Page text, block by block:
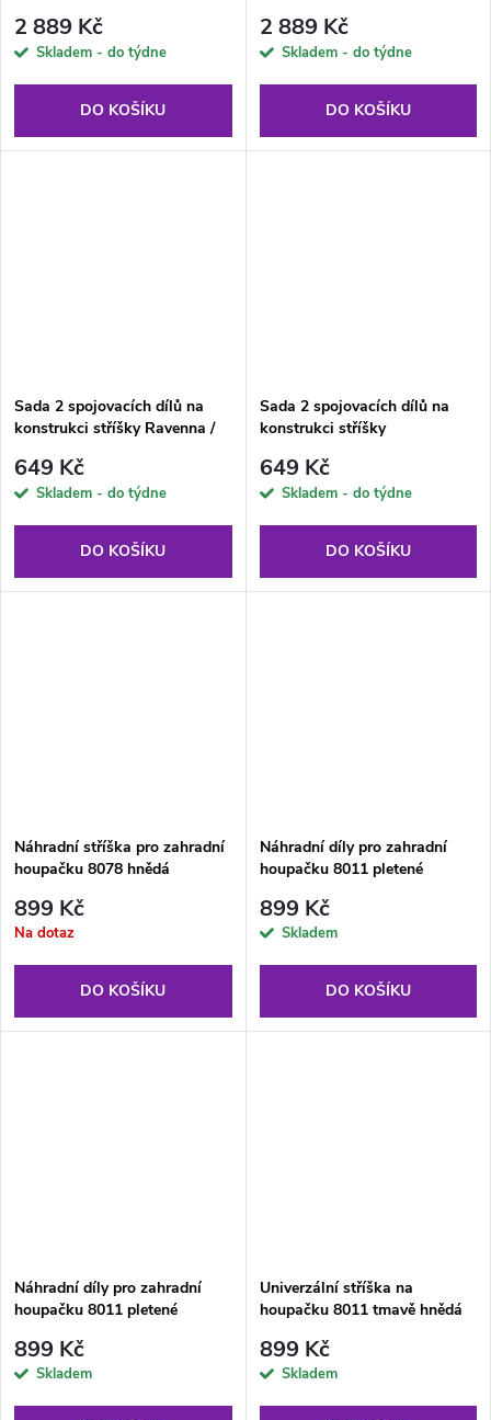
2 889 Kč
Skladem - do týdne
DO KOŠÍKU
2 889 Kč
Skladem - do týdne
DO KOŠÍKU
Sada 2 spojovacích dílů na
konstrukci stříšky Ravenna /
649 Kč
Skladem - do týdne
DO KOŠÍKU
Sada 2 spojovacích dílů na
konstrukci stříšky
649 Kč
Skladem - do týdne
DO KOŠÍKU
Náhradní stříška pro zahradní
houpačku 8078 hnědá
899 Kč
Na dotaz
DO KOŠÍKU
Náhradní díly pro zahradní
houpačku 8011 pletené
899 Kč
Skladem
DO KOŠÍKU
Náhradní díly pro zahradní
houpačku 8011 pletené
899 Kč
Skladem
Univerzální stříška na
houpačku 8011 tmavě hnědá
899 Kč
Skladem